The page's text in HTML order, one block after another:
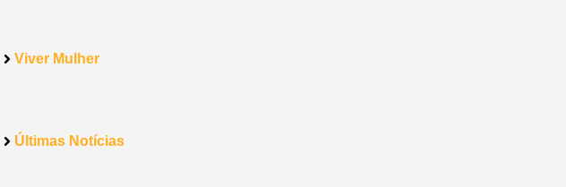
Viver Mulher
Últimas Notícias